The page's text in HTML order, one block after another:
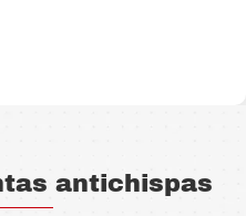
antichispas